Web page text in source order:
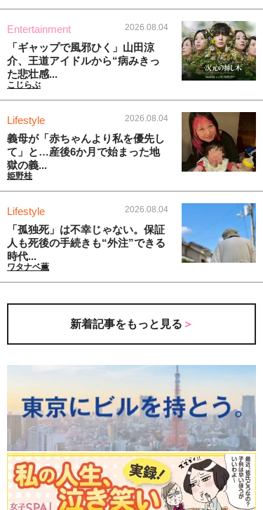
Entertainment 2026.08.04
「ギャップで風邪ひく」山田涼
介、王道アイドルから“病みきっ
た悲壮感...
こじらぶ
Lifestyle 2026.08.04
義母が「赤ちゃんより私を優先し
て」と…産後6か月で始まった地
獄の義...
姫野桂
Lifestyle 2026.08.04
「孤独死」は不幸じゃない。保証
人も死後の手続きも“外注”できる
時代...
ワタナベ薫
新着記事をもっと見る